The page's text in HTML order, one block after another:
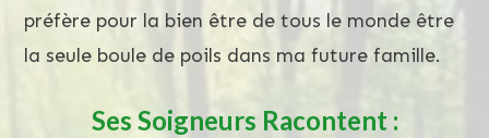
préfère pour la bien être de tous le monde être
la seule boule de poils dans ma future famille.
Ses Soigneurs Racontent :